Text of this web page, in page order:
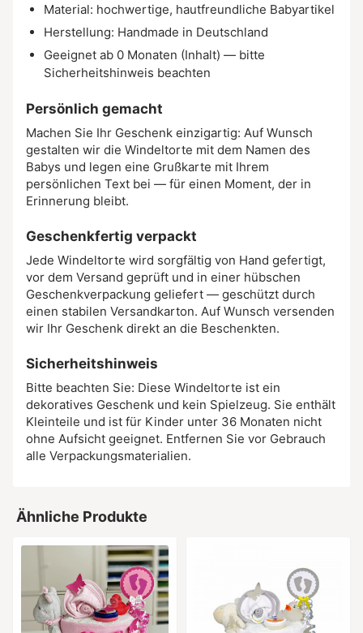
Material: hochwertige, hautfreundliche Babyartikel
Herstellung: Handmade in Deutschland
Geeignet ab 0 Monaten (Inhalt) — bitte
Sicherheitshinweis beachten
Persönlich gemacht
Machen Sie Ihr Geschenk einzigartig: Auf Wunsch
gestalten wir die Windeltorte mit dem Namen des
Babys und legen eine Grußkarte mit Ihrem
persönlichen Text bei — für einen Moment, der in
Erinnerung bleibt.
Geschenkfertig verpackt
Jede Windeltorte wird sorgfältig von Hand gefertigt,
vor dem Versand geprüft und in einer hübschen
Geschenkverpackung geliefert — geschützt durch
einen stabilen Versandkarton. Auf Wunsch versenden
wir Ihr Geschenk direkt an die Beschenkten.
Sicherheitshinweis
Bitte beachten Sie: Diese Windeltorte ist ein
dekoratives Geschenk und kein Spielzeug. Sie enthält
Kleinteile und ist für Kinder unter 36 Monaten nicht
ohne Aufsicht geeignet. Entfernen Sie vor Gebrauch
alle Verpackungsmaterialien.
Ähnliche Produkte